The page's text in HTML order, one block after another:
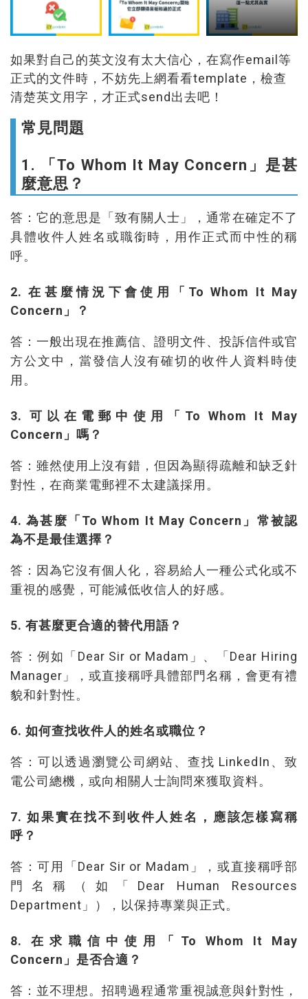
如果對自己的英文沒有太大信心，在寫作email等
正式的文件時，不妨先上網看看template，檢查
清楚英文用字，才正式send出去吧！
常見問題
1. 「To Whom It May Concern」是甚
麼意思？
答：它的意思是「致有關人士」，通常在確定不了
具體收件人姓名或職銜時，用作正式而中性的稱
呼。
2. 在甚麼情況下會使用「To Whom It May
Concern」？
答：一般出現在推薦信、證明文件、投訴信件或官
方公文中，當發信人沒有確切的收件人資料時使
用。
3. 可以在電郵中使用「To Whom It May
Concern」嗎？
答：雖然使用上沒有錯，但因為顯得疏離和缺乏針
對性，在商業電郵裡不太建議採用。
4. 為甚麼「To Whom It May Concern」常被認
為不是最佳選擇？
答：因為它沒有個人化，容易給人一種公式化或不
重視的感覺，可能減低收信人的好感。
5. 有甚麼更合適的替代用語？
答：例如「Dear Sir or Madam」、「Dear Hiring
Manager」，或直接稱呼具體部門名稱，會更有禮
貌和針對性。
6. 如何查找收件人的姓名或職位？
答：可以透過瀏覽公司網站、查找 LinkedIn、致
電公司總機，或向相關人士詢問來獲取資料。
7. 如果實在找不到收件人姓名，應該怎樣寫稱
呼？
答：可用「Dear Sir or Madam」，或直接稱呼部
門名稱（如「Dear Human Resources
Department」），以保持專業與正式。
8. 在求職信中使用「To Whom It May
Concern」是否合適？
答：並不理想。招聘過程通常重視誠意與針對性，